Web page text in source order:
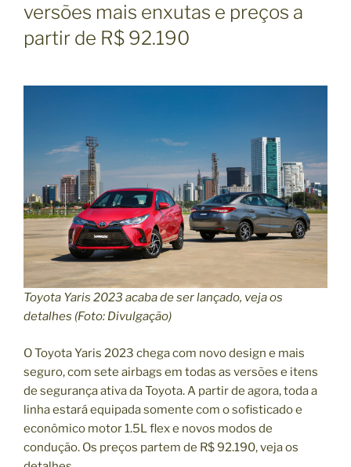
I
C
A
versões mais enxutas e preços a
partir de R$ 92.190
Toyota Yaris 2023 acaba de ser lançado, veja os
detalhes (Foto: Divulgação)
O Toyota Yaris 2023 chega com novo design e mais
seguro, com sete airbags em todas as versões e itens
de segurança ativa da Toyota. A partir de agora, toda a
linha estará equipada somente com o sofisticado e
econômico motor 1.5L flex e novos modos de
condução. Os preços partem de R$ 92.190, veja os